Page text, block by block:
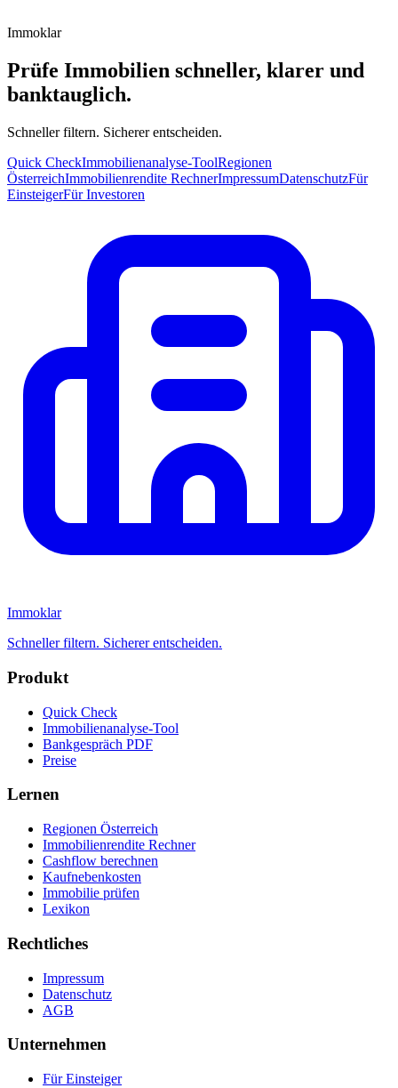
Immoklar
Prüfe Immobilien schneller, klarer und
banktauglich.
Schneller filtern. Sicherer entscheiden.
Quick CheckImmobilienanalyse-ToolRegionen
ÖsterreichImmobilienrendite RechnerImpressumDatenschutzFür
EinsteigerFür Investoren
Immoklar
Schneller filtern. Sicherer entscheiden.
Produkt
Quick Check
Immobilienanalyse-Tool
Bankgespräch PDF
Preise
Lernen
Regionen Österreich
Immobilienrendite Rechner
Cashflow berechnen
Kaufnebenkosten
Immobilie prüfen
Lexikon
Rechtliches
Impressum
Datenschutz
AGB
Unternehmen
Für Einsteiger